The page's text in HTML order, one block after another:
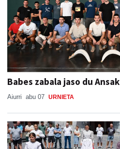
Babes zabala jaso du Ansak
Aiurri abu 07 URNIETA